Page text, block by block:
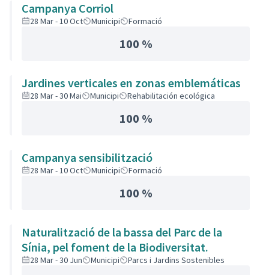
Campanya Corriol
28 Mar - 10 Oct Municipi Formació
100 %
Jardines verticales en zonas emblemáticas
28 Mar - 30 Mai Municipi Rehabilitación ecológica
100 %
Campanya sensibilització
28 Mar - 10 Oct Municipi Formació
100 %
Naturalització de la bassa del Parc de la
Sínia, pel foment de la Biodiversitat.
28 Mar - 30 Jun Municipi Parcs i Jardins Sostenibles